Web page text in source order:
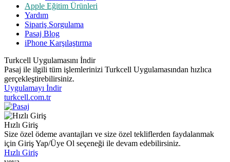
Apple Eğitim Ürünleri
Yardım
Sipariş Sorgulama
Pasaj Blog
iPhone Karşılaştırma
Turkcell Uygulamasını İndir
Pasaj ile ilgili tüm işlemlerinizi Turkcell Uygulamasından hızlıca
gerçekleştirebilirsiniz.
Uygulamayı İndir
turkcell.com.tr
Hızlı Giriş
Size özel ödeme avantajları ve size özel tekliflerden faydalanmak
için Giriş Yap/Üye Ol seçeneği ile devam edebilirsiniz.
Hızlı Giriş